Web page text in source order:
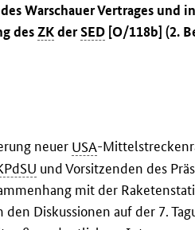
Warschauer Vertrages und
desZKderSED [O/118b] (2.
neuer USA-
und Vorsitzenden des
mit der
Diskussionen auf der 7.